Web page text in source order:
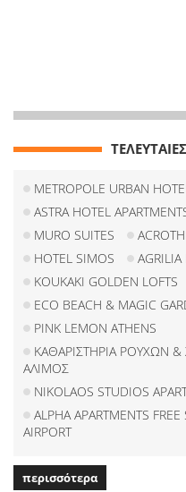
METROPOLE URBAN
ASTRA HOTEL
MURO SUITES
HOTEL SIMOS
KOUKAKI GOLDEN LOFTS
ECO BEACH & MAGIC
PINK LEMON ATHENS
ΚΑΘΑΡΙΣΤΗΡΙΑ ΡΟΥΧΩΝ &
ΑΛΙΜΟΣ
NIKOLAOS STUDIOS
ALPHA APARTMENTS
AIRPORT
περισσότερα